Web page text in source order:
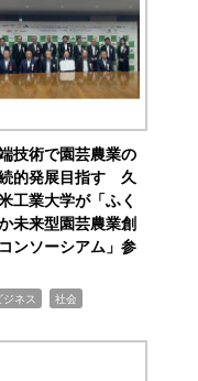
技術で園芸農業の
的発展目指す 久
工業大学が「ふく
未来型園芸農業創
ンソーシアム」参
ジネス 社会